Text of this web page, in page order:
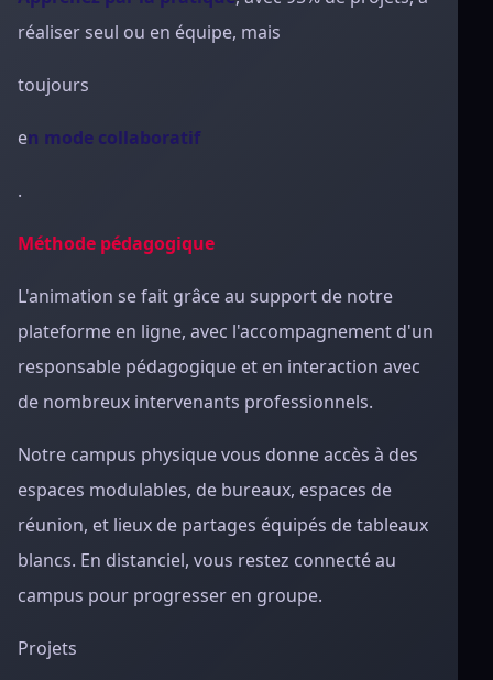
réaliser seul ou en équipe, mais
toujours
en mode collaboratif
.
Méthode pédagogique
L'animation se fait grâce au support de notre
plateforme en ligne, avec l'accompagnement d'un
responsable pédagogique et en interaction avec
de nombreux intervenants professionnels.
Notre campus physique vous donne accès à des
espaces modulables, de bureaux, espaces de
réunion, et lieux de partages équipés de tableaux
blancs. En distanciel, vous restez connecté au
campus pour progresser en groupe.
Projets